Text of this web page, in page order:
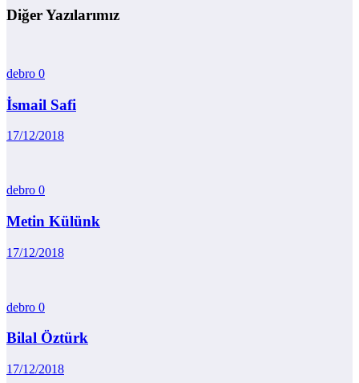
Diğer Yazılarımız
debro 0
İsmail Safi
17/12/2018
debro 0
Metin Külünk
17/12/2018
debro 0
Bilal Öztürk
17/12/2018